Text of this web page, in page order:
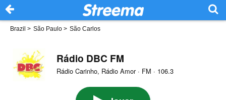
Brazil > São Paulo > São Carlos
Rádio DBC FM
Rádio Carinho, Rádio Amor · FM · 106.3